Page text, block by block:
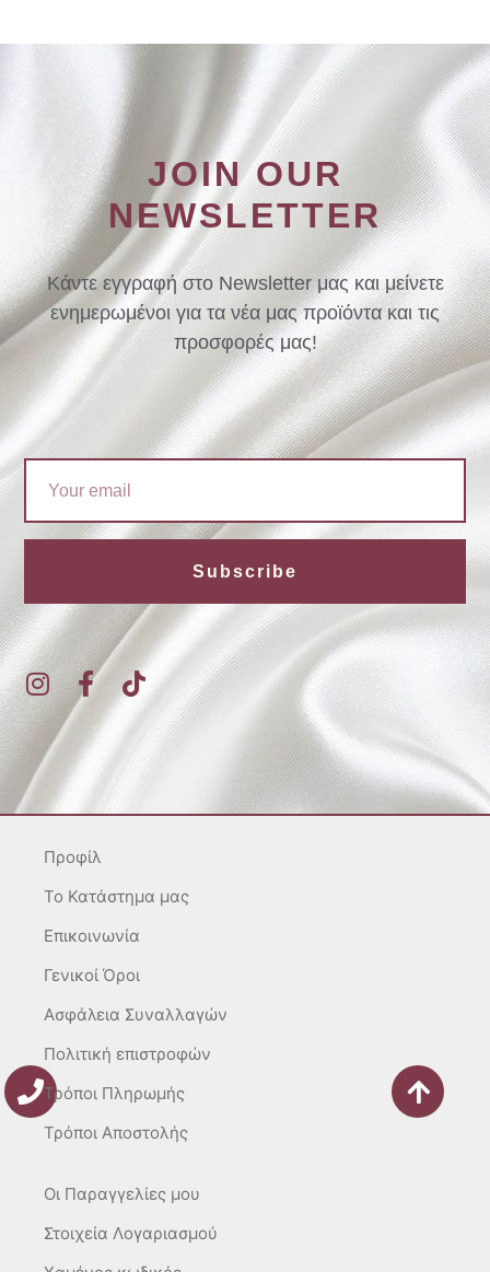
JOIN OUR
NEWSLETTER
Κάντε εγγραφή στο Newsletter μας και μείνετε
ενημερωμένοι για τα νέα μας προϊόντα και τις
προσφορές μας!
Subscribe
I
n
t
a
g
a
m
F
a
c
e
o
k
-
T
k
Προφίλ
To Κατάστημα μας
Επικοινωνία
Γενικοί Όροι
Ασφάλεια Συναλλαγών
Πολιτική επιστροφών
Τρόποι Πληρωμής
Τρόποι Αποστολής
Οι Παραγγελίες μου
Στοιχεία Λογαριασμού